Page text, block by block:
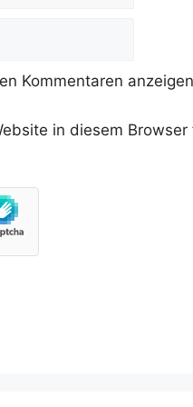
Kommentaren
in diesem